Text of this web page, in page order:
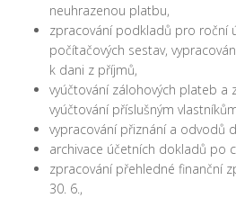
neuhrazenou platbu,
zpracování podkladů pro roční
počítačových sestav,
k dani z příjmů,
vyúčtování zálohových plateb a
vyúčtování příslušným
vypracování přiznání a odvodů
archivace účetních dokladů po
zpracování přehledné finanční
30. 6.,